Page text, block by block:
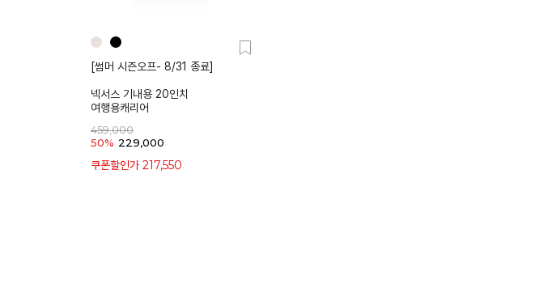
[썸머 시즌오프- 8/31 종료]
넥서스 기내용 20인치
여행용캐리어
459,000
50% 229,000
쿠폰할인가 217,550